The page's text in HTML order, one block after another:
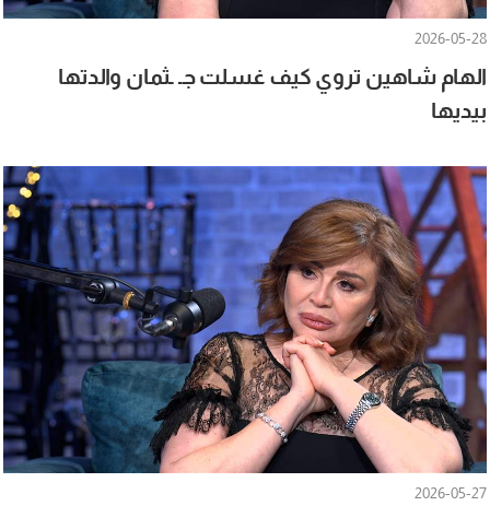
2026-05-28
الهام شاهين تروي كيف غسلت جـ ـثمان والدتها
بيديها
2026-05-27